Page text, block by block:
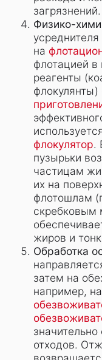
загрязнений.
Физико-
на
флотацией в
реагенты
флокулянты)
флокулятор.
пузырьки
частицам
их на
флотошлам
скребковым
жиров и
Обработка
затем на
например, на
отходов.